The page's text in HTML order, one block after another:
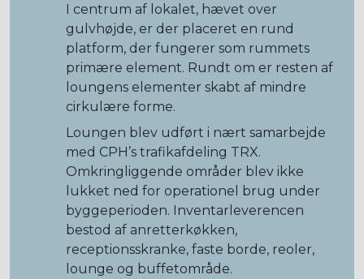
I centrum af lokalet, hævet over
gulvhøjde, er der placeret en rund
platform, der fungerer som rummets
primære element. Rundt om er resten af
loungens elementer skabt af mindre
cirkulære forme.
Loungen blev udført i nært samarbejde
med CPH’s trafikafdeling TRX.
Omkringliggende områder blev ikke
lukket ned for operationel brug under
byggeperioden. Inventarleverencen
bestod af anretterkøkken,
receptionsskranke, faste borde, reoler,
lounge og buffetområde.